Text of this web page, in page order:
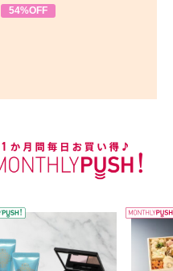
54%OFF
WEEKLY PUSH